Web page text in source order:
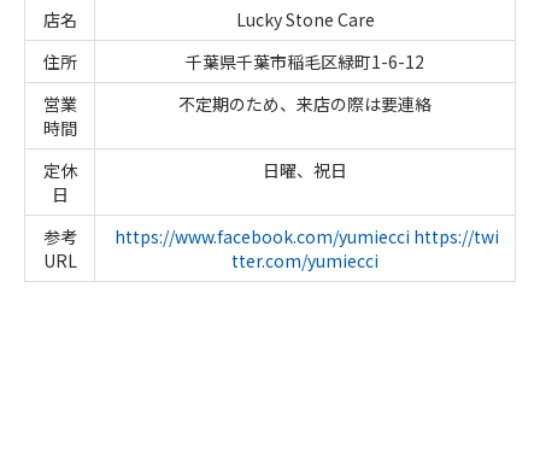
店名
Lucky Stone Care
住所
千葉県千葉市稲毛区緑町1-6-12
営業
時間
不定期のため、来店の際は要連絡
定休
日
日曜、祝日
参考
URL
https://www.facebook.com/yumiecci https://twi
tter.com/yumiecci